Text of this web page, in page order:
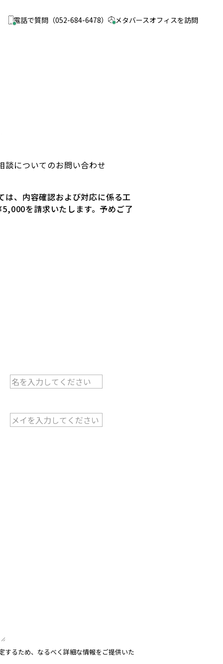
電話で質問 （052-684-6478） メタバースオフィスを訪問
談についてのお問い合わせ
、内容確認および対応に係る工
を請求いたします。予めご了
るため、なるべく詳細な情報をご提供いた